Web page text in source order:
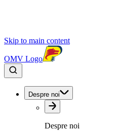
Skip to main content
OMV Logo
Despre noi
Despre noi